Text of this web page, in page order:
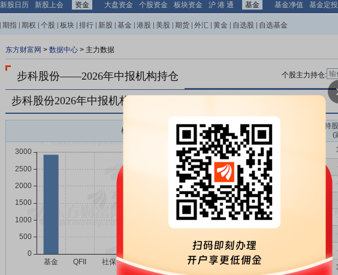
新股日历 新股上会 资金 大盘资金 个股资金 板块资金 沪 港 通 基金 基金净值 基金定投
期指 期权 个股 板块 排行 新股 基金 港股 美股 期货 外汇 黄金 自选股 自选基金
东方财富网 > 数据中心 > 主力数据
步科股份——2026年中报机构持仓 个股主力持仓:
步科股份2026年中报机构持仓一览
机构持股(万)
持
(
机构汇总